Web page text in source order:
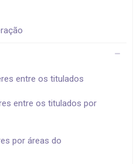
entre os titulados
entre os titulados por
por áreas do